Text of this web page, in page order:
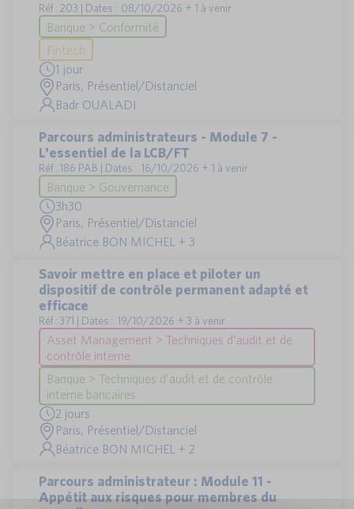
Réf : 203 | Dates : 08/10/2026 + 1 à venir
Banque > Conformité
Fintech
1 jour
Paris, Présentiel/Distanciel
Badr OUALADI
Parcours administrateurs - Module 7 -
L'essentiel de la LCB/FT
Réf : 186 PAB | Dates : 16/10/2026 + 1 à venir
Banque > Gouvernance
3h30
Paris, Présentiel/Distanciel
Béatrice BON MICHEL + 3
Savoir mettre en place et piloter un
dispositif de contrôle permanent adapté et
efficace
Réf : 371 | Dates : 19/10/2026 + 3 à venir
Asset Management > Techniques d'audit et de
contrôle interne
Banque > Techniques d’audit et de contrôle
interne bancaires
2 jours
Paris, Présentiel/Distanciel
Béatrice BON MICHEL + 2
Parcours administrateur : Module 11 -
Appétit aux risques pour membres du